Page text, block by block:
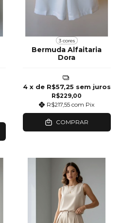
3 cores
Bermuda Alfaitaria
Dora
R$229,00
R$217,55com Pix
4 x de R$57,25 sem juros
COMPRAR